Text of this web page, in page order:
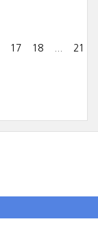
17 18 21